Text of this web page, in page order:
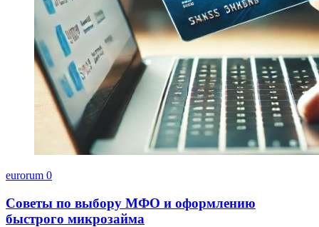
eurorum 0
Советы по выбору МФО и оформлению
быстрого микрозайма